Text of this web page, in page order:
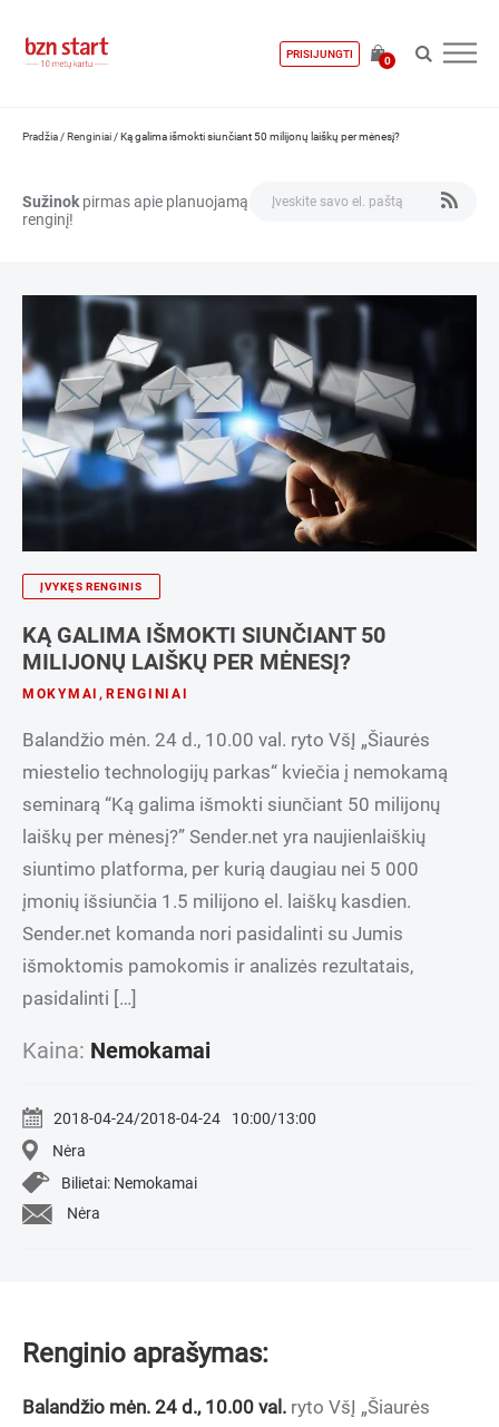
PRISIJUNGTI
0
Pradžia /Renginiai /Ką galima išmokti siunčiant 50 milijonų laiškų per mėnesį?
Sužinok pirmas apie planuojamą
renginį!
ĮVYKĘS RENGINIS
KĄ GALIMA IŠMOKTI SIUNČIANT 50
MILIJONŲ LAIŠKŲ PER MĖNESĮ?
MOKYMAI , RENGINIAI
Balandžio mėn. 24 d., 10.00 val. ryto VšĮ „Šiaurės
miestelio technologijų parkas“ kviečia į nemokamą
seminarą “Ką galima išmokti siunčiant 50 milijonų
laiškų per mėnesį?” Sender.net yra naujienlaiškių
siuntimo platforma, per kurią daugiau nei 5 000
įmonių išsiunčia 1.5 milijono el. laiškų kasdien.
Sender.net komanda nori pasidalinti su Jumis
išmoktomis pamokomis ir analizės rezultatais,
pasidalinti […]
Kaina: Nemokamai
2018-04-24/2018-04-24
10:00/13:00
Nėra
Bilietai: Nemokamai
Nėra
Renginio aprašymas:
Balandžio mėn. 24 d., 10.00 val. ryto VšĮ „Šiaurės